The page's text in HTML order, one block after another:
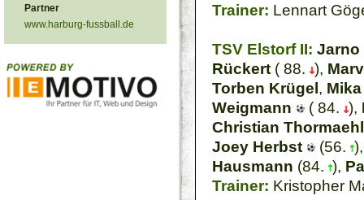
Partner
www.harburg-fussball.de
Trainer: Lennart
TSV Elstorf II: Jarno
Rückert ( 88. ),
Torben Krügel ,
Weigmann
( 84. ),
Christian
Joey Herbst
(56.
Hausmann (84. ),
Trainer: Kristopher